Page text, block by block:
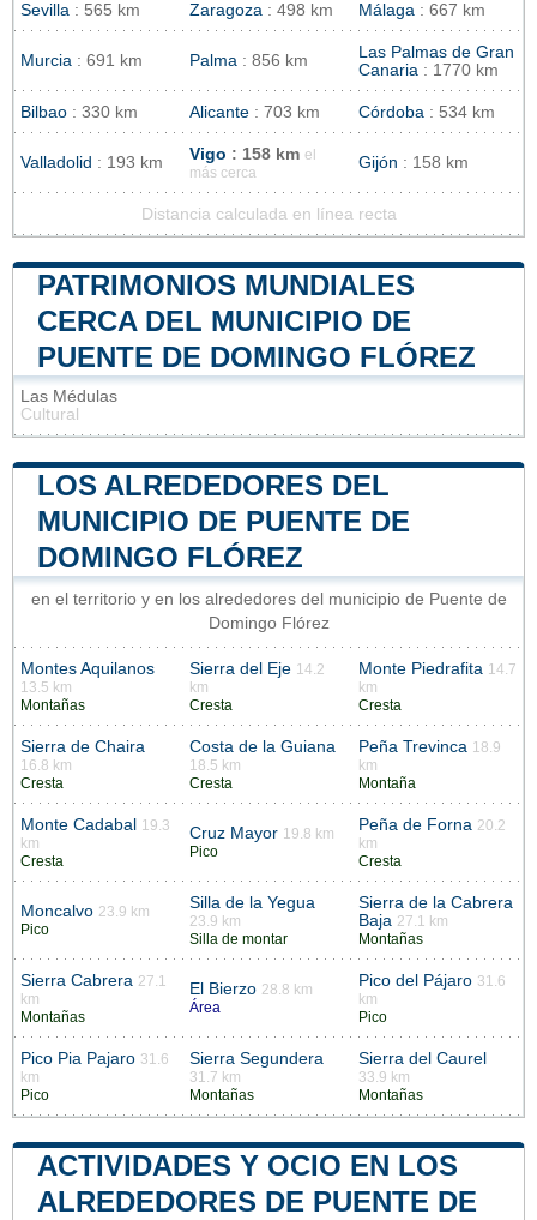
Sevilla : 565 km Zaragoza : 498 km Málaga : 667 km
Murcia : 691 km Palma : 856 km
Las Palmas de Gran
Canaria : 1770 km
Bilbao : 330 km Alicante : 703 km Córdoba : 534 km
Valladolid : 193 km Vigo : 158 km el
más cerca
Gijón : 158 km
Distancia calculada en línea recta
PATRIMONIOS MUNDIALES
CERCA DEL MUNICIPIO DE
PUENTE DE DOMINGO FLÓREZ
Las Médulas
Cultural
LOS ALREDEDORES DEL
MUNICIPIO DE PUENTE DE
DOMINGO FLÓREZ
en el territorio y en los alrededores del municipio de Puente de
Domingo Flórez
Montes Aquilanos
13.5 km
Montañas
Sierra del Eje 14.2
km
Cresta
Monte Piedrafita 14.7
km
Cresta
Sierra de Chaira
16.8 km
Cresta
Costa de la Guiana
18.5 km
Cresta
Peña Trevinca 18.9
km
Montaña
Monte Cadabal
19.3
km
Cresta
Cruz Mayor 19.8 km
Pico
Peña de Forna 20.2
km
Cresta
Moncalvo 23.9 km
Pico
Silla de la Yegua
23.9 km
Silla de montar
Sierra de la Cabrera
Baja 27.1 km
Montañas
Sierra Cabrera 27.1
km
Montañas
El Bierzo 28.8 km
Área
Pico del Pájaro 31.6
km
Pico
Pico Pia Pajaro 31.6
km
Pico
Sierra Segundera
31.7 km
Montañas
Sierra del Caurel
33.9 km
Montañas
ACTIVIDADES Y OCIO EN LOS
ALREDEDORES DE PUENTE DE